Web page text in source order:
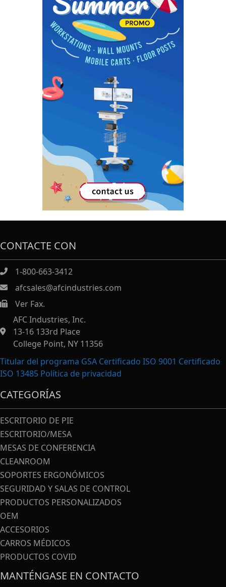
CONTACTE CON
1-800-663-3412
afcsales@afcindustries.com
https://afcindustries.com/contact/#:~:text=Fax
Ver Fax.
AFC Industries, Inc.
13-16 133rd Place
College Point, NY 11356
Titular del programa GSA Certificado ISO 9001 Certificado
ISO 13485 Política de privacidad
CATEGORÍAS
ESCRITORIO DE PIE
ESCRITORIO/MESA
MESAS DE CONFERENCIA
CLEANROOM
SOPORTES ERGONÓMICOS
SEGURIDAD Y SALAS DE CONTROL
PRODUCTOS PERSONALIZADOS
OEM
ACCESORIOS
CARROS MÉDICOS
PRODUCTOS COVID
MANTÉNGASE EN CONTACTO